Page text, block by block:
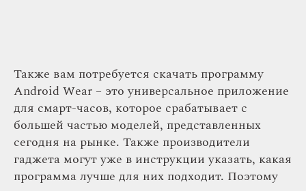
Также вам потребуется скачать программу
Android Wear – это универсальное приложение
для смарт-часов, которое срабатывает с
большей частью моделей, представленных
сегодня на рынке. Также производители
гаджета могут уже в инструкции указать, какая
программа лучше для них подходит. Поэтому